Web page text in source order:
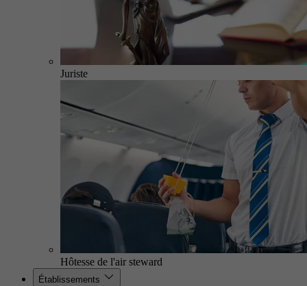
Juriste
Hôtesse de l'air steward
Établissements